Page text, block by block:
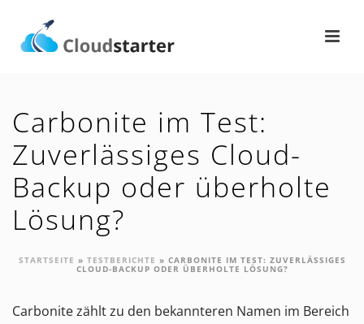
Carbonite im Test:
Zuverlässiges Cloud-
Backup oder überholte
Lösung?
STARTSEITE » TESTBERICHTE » CARBONITE IM TEST: ZUVERLÄSSIGES
CLOUD-BACKUP ODER ÜBERHOLTE LÖSUNG?
Carbonite zählt zu den bekannteren Namen im Bereich